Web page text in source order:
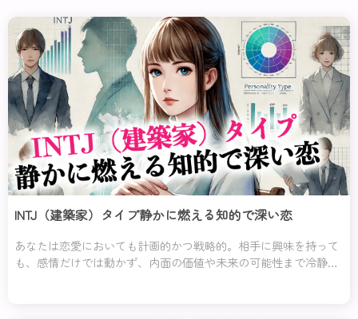
INTJ（建築家）タイプ静かに燃える知的で深い恋
あなたは恋愛においても計画的かつ戦略的。相手に興味を持って
も、感情だけでは動かず、内面の価値や未来の可能性まで冷静に